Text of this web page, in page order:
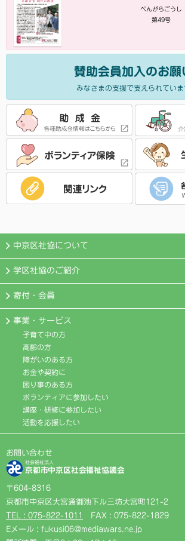
べんがらごうし
第49号
賛助会員加入のお願
みなさまの支援で支えられていま
中京区社協について
学区社協のご紹介
寄付・会員
事業・サービス
子育て中の方
高齢の方
障がいのある方
お金や契約に
困り事のある方
ボランティアに参加したい
講座・研修に参加したい
活動を応援したい
お問い合わせ
社会福祉法人
京都市中京区社会福祉協議会
〒604-8316
京都市中京区大宮通御池下ル三坊大宮町121-2
TEL : 075-822-1011
FAX : 075-822-1829
Eメール : fukusi06@mediawars.ne.jp